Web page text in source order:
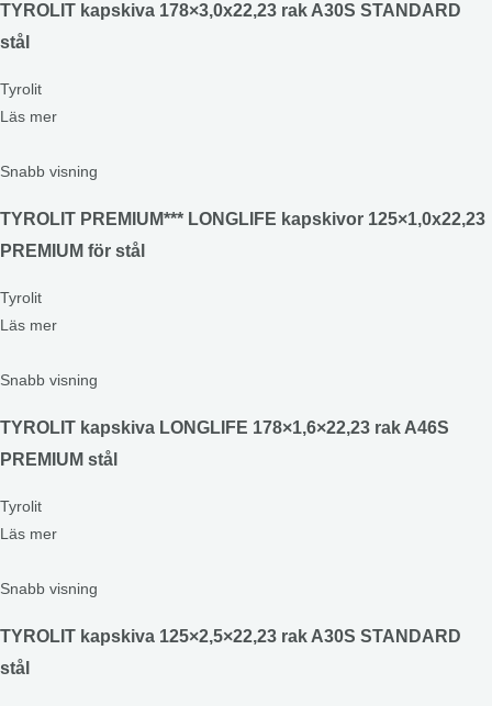
TYROLIT kapskiva 178×3,0x22,23 rak A30S STANDARD
stål
Tyrolit
Läs mer
Snabb visning
TYROLIT PREMIUM*** LONGLIFE kapskivor 125×1,0x22,23
PREMIUM för stål
Tyrolit
Läs mer
Snabb visning
TYROLIT kapskiva LONGLIFE 178×1,6×22,23 rak A46S
PREMIUM stål
Tyrolit
Läs mer
Snabb visning
TYROLIT kapskiva 125×2,5×22,23 rak A30S STANDARD
stål